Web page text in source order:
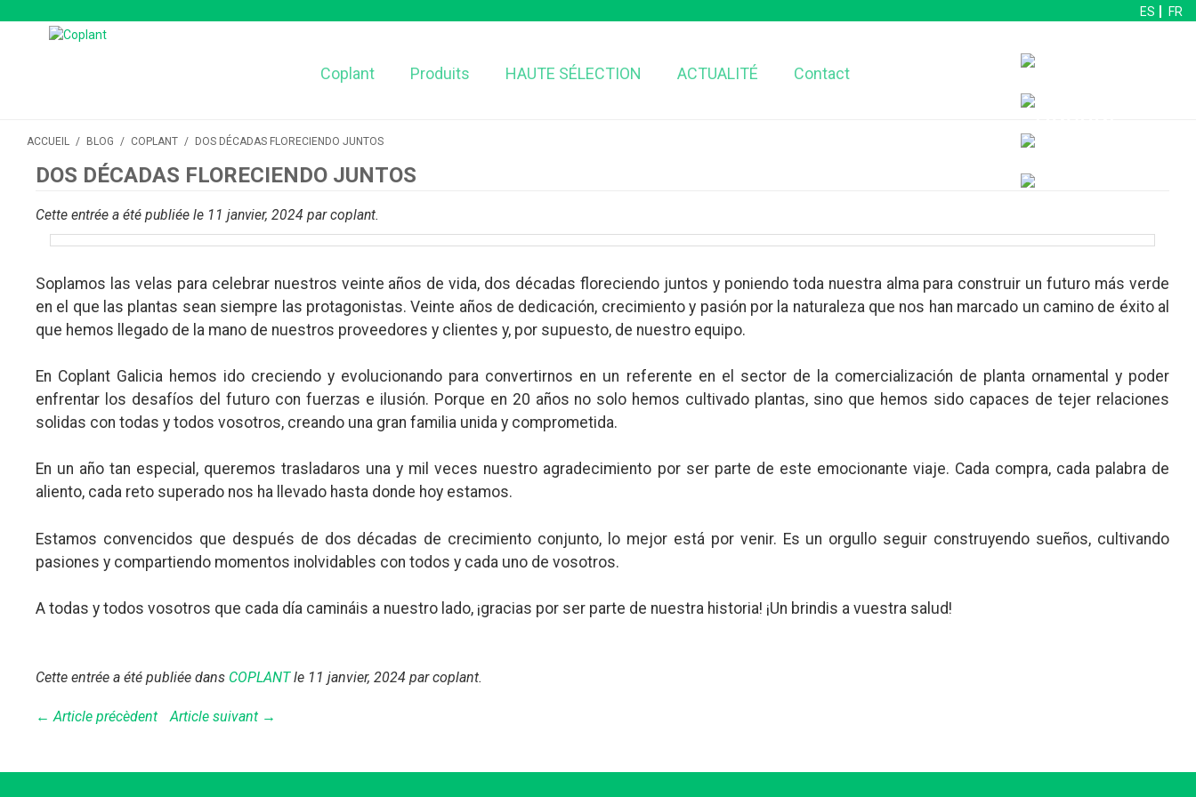
ES FR
Coplant Produits HAUTE SÉLECTION ACTUALITÉ Contact
ACCUEIL / BLOG / COPLANT / DOS DÉCADAS FLORECIENDO JUNTOS
DOS DÉCADAS FLORECIENDO JUNTOS
Cette entrée a été publiée le 11 janvier, 2024 par coplant.
Soplamos las velas para celebrar nuestros veinte años de vida, dos décadas floreciendo juntos y poniendo toda nuestra alma para construir un futuro más verde
en el que las plantas sean siempre las protagonistas. Veinte años de dedicación, crecimiento y pasión por la naturaleza que nos han marcado un camino de éxito al
que hemos llegado de la mano de nuestros proveedores y clientes y, por supuesto, de nuestro equipo.
En Coplant Galicia hemos ido creciendo y evolucionando para convertirnos en un referente en el sector de la comercialización de planta ornamental y poder
enfrentar los desafíos del futuro con fuerzas e ilusión. Porque en 20 años no solo hemos cultivado plantas, sino que hemos sido capaces de tejer relaciones
solidas con todas y todos vosotros, creando una gran familia unida y comprometida.
En un año tan especial, queremos trasladaros una y mil veces nuestro agradecimiento por ser parte de este emocionante viaje. Cada compra, cada palabra de
aliento, cada reto superado nos ha llevado hasta donde hoy estamos.
Estamos convencidos que después de dos décadas de crecimiento conjunto, lo mejor está por venir. Es un orgullo seguir construyendo sueños, cultivando
pasiones y compartiendo momentos inolvidables con todos y cada uno de vosotros.
A todas y todos vosotros que cada día camináis a nuestro lado, ¡gracias por ser parte de nuestra historia! ¡Un brindis a vuestra salud!
Cette entrée a été publiée dans COPLANTle 11 janvier, 2024 par coplant.
← Article précèdent Article suivant →